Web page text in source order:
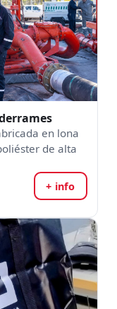
en lona
de alta
+ info